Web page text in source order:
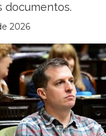
documentos.
2026